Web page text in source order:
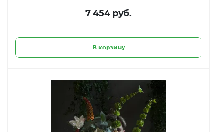
7 454 руб.
В корзину